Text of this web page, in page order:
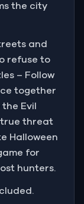
the city
and
refuse to
– Follow
together
Evil
true threat
Halloween
for
hunters.